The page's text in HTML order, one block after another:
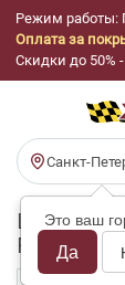
Режим работы:
Оплата за
Скидки до 50%
Санкт-
Это ваш
Да
Шины бу